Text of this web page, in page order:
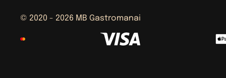
© 2020 - 2026 MB Gastromanai